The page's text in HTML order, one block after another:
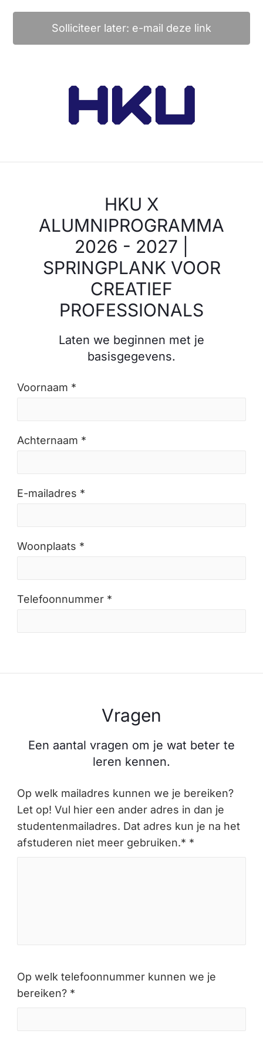
Solliciteer later: e-mail deze link
HKU X
ALUMNIPROGRAMMA
2026 - 2027 |
SPRINGPLANK VOOR
CREATIEF
PROFESSIONALS
Laten we beginnen met je
basisgegevens.
Voornaam *
Achternaam *
E-mailadres *
Woonplaats *
Telefoonnummer *
Vragen
Een aantal vragen om je wat beter te
leren kennen.
Op welk mailadres kunnen we je bereiken?
Let op! Vul hier een ander adres in dan je
studentenmailadres. Dat adres kun je na het
afstuderen niet meer gebruiken.* *
Op welk telefoonnummer kunnen we je
bereiken? *